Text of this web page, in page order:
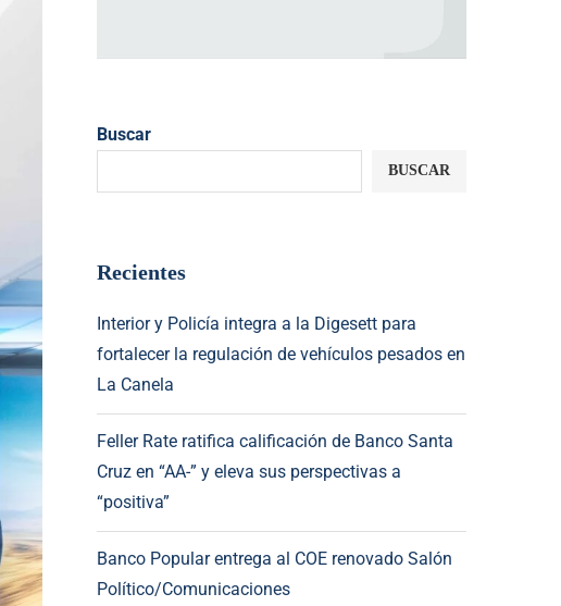
Buscar
BUSCAR
Recientes
Interior y Policía integra a la Digesett para
fortalecer la regulación de vehículos pesados en
La Canela
Feller Rate ratifica calificación de Banco Santa
Cruz en “AA-” y eleva sus perspectivas a
“positiva”
Banco Popular entrega al COE renovado Salón
Político/Comunicaciones